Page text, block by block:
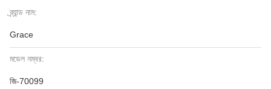
ব্র্যান্ড নাম:
Grace
মডেল নম্বর:
জি-70099